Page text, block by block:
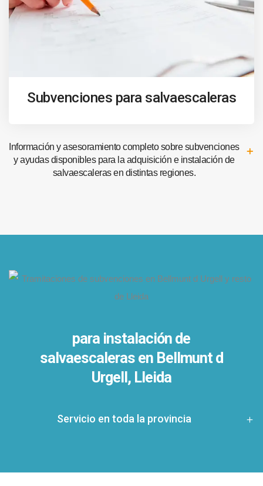
Subvenciones para salvaescaleras
Información y asesoramiento completo sobre subvenciones
y ayudas disponibles para la adquisición e instalación de
salvaescaleras en distintas regiones.
para instalación de
salvaescaleras en Bellmunt d
Urgell, Lleida
Servicio en toda la provincia